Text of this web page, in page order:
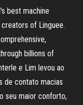
best machine
of Linguee.
billions of
e Lim levou ao
de contato macias
seu maior conforto,